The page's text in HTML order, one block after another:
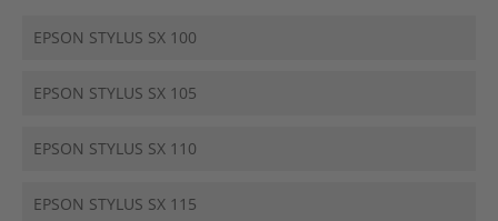
EPSON STYLUS SX 100
EPSON STYLUS SX 105
EPSON STYLUS SX 110
EPSON STYLUS SX 115